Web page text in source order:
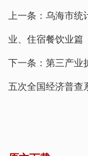
上一条：乌海市统
业、住宿餐饮业篇
下一条：第三产业
五次全国经济普查